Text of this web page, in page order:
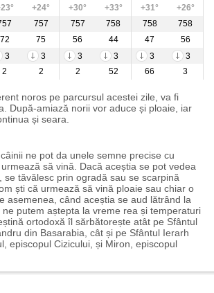
+24° +30° +33° +31°
+26°
757 757 758 758
758
72 75 56 44 47
56
3 3 3 3 3
3
2 2 2 52 66 3
noros pe parcursul acestei zile, va fi
După-amiază norii vor aduce și ploaie, iar
și seara.
câinii ne pot da unele semne precise cu
să vină. Dacă aceștia se pot vedea
se tăvălesc prin ogradă sau se scarpină
ști că urmează să vină ploaie sau chiar o
asemenea, când aceștia se aud lătrând la
putem aștepta la vreme rea și temperaturi
ortodoxă îl sărbătorește atât pe Sfântul
din Basarabia, cât și pe Sfântul Ierarh
episcopul Cizicului, și Miron, episcopul